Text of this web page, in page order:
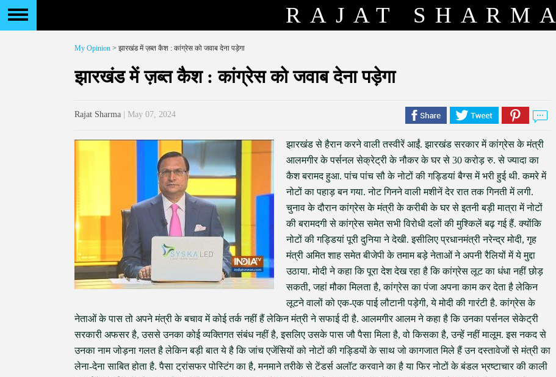
RAJAT SHARMA
My Opinion > झारखंड में ज़ब्त कैश : कांग्रेस को जवाब देना पड़ेगा
झारखंड में ज़ब्त कैश : कांग्रेस को जवाब देना पड़ेगा
Rajat Sharma | May 07, 2024
झारखंड से हैरान करने वाली तस्वीरें आईं. झारखंड सरकार में कांग्रेस के मंत्री
आलमगीर के पर्सनल सेक्रेट्री के नौकर के घर से 30 करोड़ रु. से ज्यादा का
कैश बरामद हुआ. पांच पांच सौ के नोटों की गड्डियां बैग्स में भरी हुई थी. कमरे में
नोटों का पहाड़ बन गया. नोट गिनने वाली मशीनें देर रात तक गिनती में लगी.
चुनाव के दौरान कांग्रेस के मंत्री के करीबी के घर से इतनी बड़ी मात्रा में नोटों
की बरामदगी से कांग्रेस समेत सभी विरोधी दलों की मुश्किलें बढ़ गई हैं. क्योंकि
नोटों की गड्डियां पूरी दुनिया ने देखी. इसीलिए प्रधानमंत्री नरेन्द्र मोदी, गृह
मंत्री अमित शाह समेत बीजेपी के तमाम बड़े नेताओं ने अपनी रैलियों में ये मुद्दा
उठाया. मोदी ने कहा कि पूरा देश देख रहा है कि कांग्रेस लूट का धंधा नहीं छोड़
सकती, जहां मौका मिलता है, कांग्रेस का पंजा अपना काम कर देता है लेकिन
लूटने वालों को एक-एक पाई लौटानी पड़ेगी, ये मोदी की गारंटी है. कांग्रेस के
नेताओं के पास तो अपने मंत्री के बचाव में कोई तर्क नहीं हैं लेकिन मंत्री ने सफाई दी है. आलमगीर आलम ने कहा है कि उनका पर्सनल सेकेट्री
सरकारी अफसर है, उससे उनका कोई व्यक्तिगत संबंध नहीं है, इसलिए उसके पास जौ पैसा मिला है, वो किसका है, उन्हें नहीं मालूम. इस नकद से
उनका नाम जोड़ना गलत है लेकिन बड़ी बात ये है कि जांच एजेंसियों को नोटों की गड्डियों के साथ जो कागजात मिले हैं उन दस्तावेजों से मंत्री का
लेना-देना साबित होता है. पैसा ट्रांसफर पोस्टिंग का है, मनमाने तरीके से टेंडर्स अलॉट करवाने का है या फिर नोटों के बंडल भ्रष्टाचार की काली